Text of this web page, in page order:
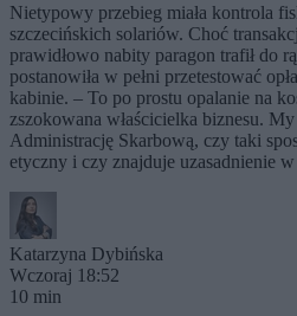
Nietypowy przebieg miała kontrola
szczecińskich solariów. Choć
prawidłowo nabity paragon trafił do
postanowiła w pełni przetestować
kabinie. – To po prostu opalanie na
zszokowana właścicielka biznesu.
Administrację Skarbową, czy taki
etyczny i czy znajduje uzasadnienie
Katarzyna Dybińska
Wczoraj 18:52
10 min